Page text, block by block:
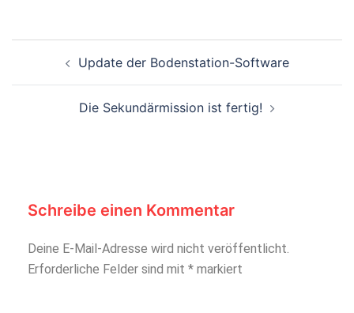
Update der Bodenstation-Software
Die Sekundärmission ist fertig!
Schreibe einen Kommentar
Deine E-Mail-Adresse wird nicht veröffentlicht.
Erforderliche Felder sind mit * markiert